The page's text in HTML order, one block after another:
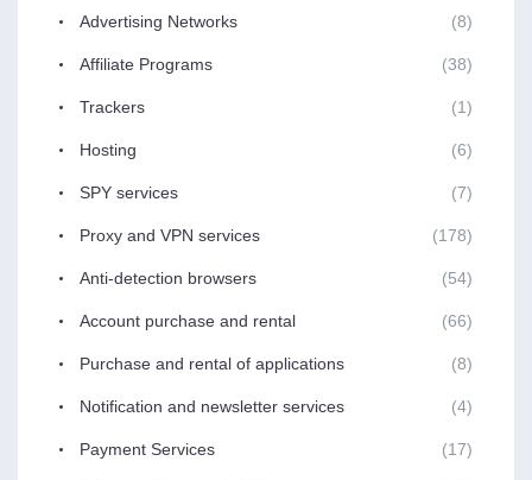
Advertising Networks (8)
Affiliate Programs (38)
Trackers (1)
Hosting (6)
SPY services (7)
Proxy and VPN services (178)
Anti-detection browsers (54)
Account purchase and rental (66)
Purchase and rental of applications (8)
Notification and newsletter services (4)
Payment Services (17)